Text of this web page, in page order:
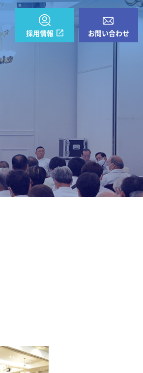
採用情報 お問い合わせ